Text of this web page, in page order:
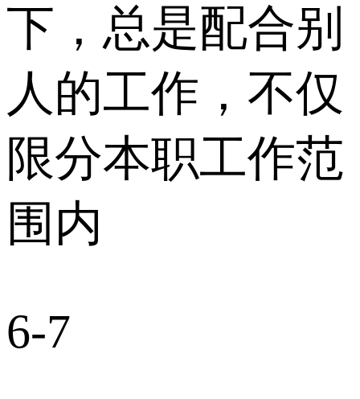
下，总是配合别
人的工作，不仅
限分本职工作范
围内
6-7